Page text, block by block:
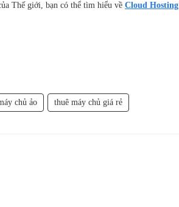
Thế giới, bạn có thể tìm hiểu về Cloud Hosting
chủ ảo thuê máy chủ giá rẻ